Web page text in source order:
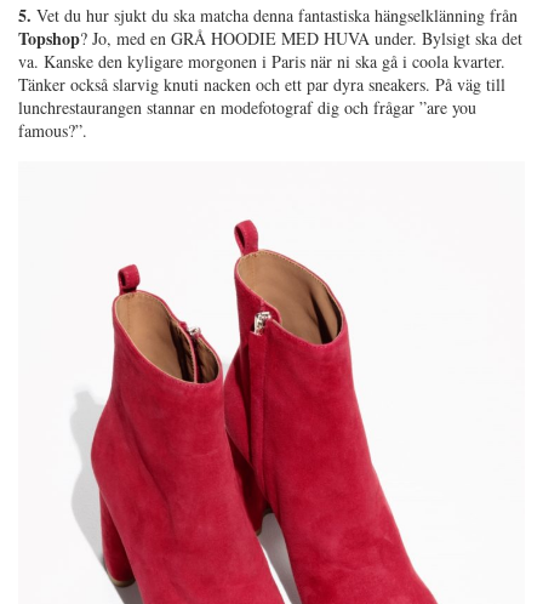
5. Vet du hur sjukt du ska matcha denna fantastiska hängselklänning från
Topshop? Jo, med en GRÅ HOODIE MED HUVA under. Bylsigt ska det
va. Kanske den kyligare morgonen i Paris när ni ska gå i coola kvarter.
Tänker också slarvig knuti nacken och ett par dyra sneakers. På väg till
lunchrestaurangen stannar en modefotograf dig och frågar ”are you
famous?”.